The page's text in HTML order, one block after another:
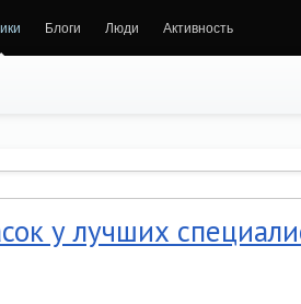
Блоги Люди Активность
у лучших